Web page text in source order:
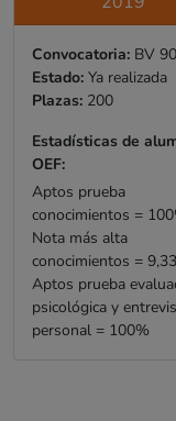
Convocatoria: BV
Estado: Ya realizada
Plazas: 200
Estadísticas de
OEF:
Aptos prueba
conocimientos =
Nota más alta
conocimientos =
Aptos prueba
psicológica y
personal = 100%